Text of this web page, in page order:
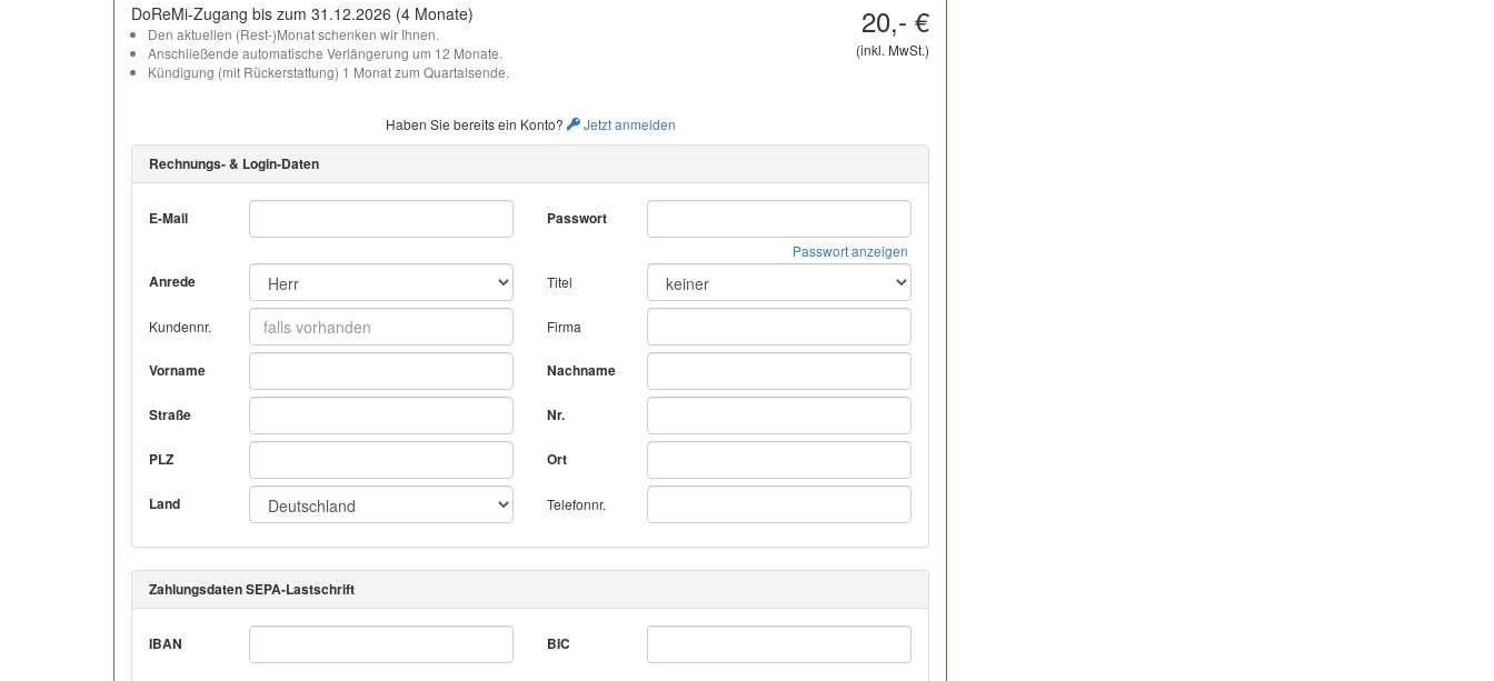
DoReMi-Zugang bis zum 31.12.2026 (4 Monate)
Den aktuellen (Rest-)Monat schenken wir Ihnen.
Anschließende automatische Verlängerung um 12 Monate.
Kündigung (mit Rückerstattung) 1 Monat zum Quartalsende.
20,- €
(inkl. MwSt.)
Haben Sie bereits ein Konto? Jetzt anmelden
Rechnungs- & Login-Daten
E-Mail Passwort
Passwort anzeigen
Anrede Titel
Kundennr. Firma
Vorname Nachname
Straße Nr.
PLZ Ort
Land Telefonnr.
Zahlungsdaten SEPA-Lastschrift
IBAN BIC